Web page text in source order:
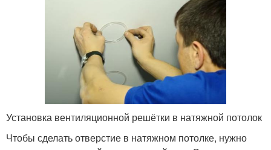
Установка вентиляционной решётки в натяжной потолок
Чтобы сделать отверстие в натяжном потолке, нужно